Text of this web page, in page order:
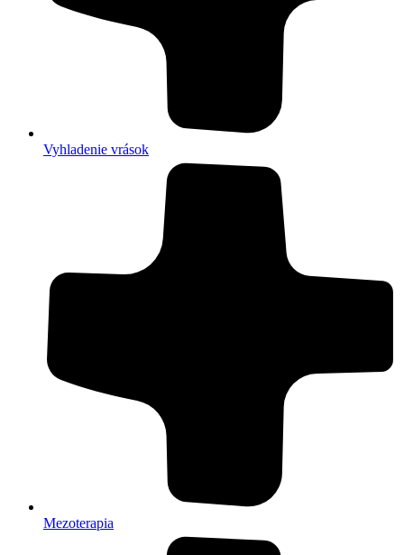
Vyhladenie vrások
Mezoterapia